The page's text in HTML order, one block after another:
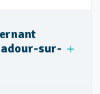
sur-